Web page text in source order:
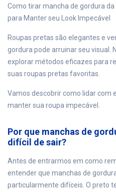
Como tirar mancha de gordura da
para Manter seu Look Impecável
Roupas pretas são elegantes e
gordura pode arruinar seu visual.
explorar métodos eficazes para
suas roupas pretas favoritas.
Vamos descobrir como lidar com
manter sua roupa impecável.
Por que manchas de
difícil de sair?
Antes de entrarmos em como
entender que manchas de
particularmente difíceis. O preto